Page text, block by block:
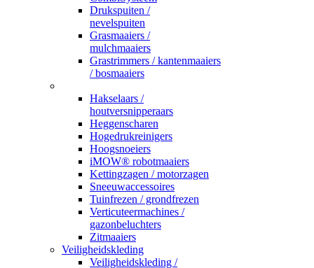
Drukspuiten /
nevelspuiten
Grasmaaiers /
mulchmaaiers
Grastrimmers / kantenmaaiers
/ bosmaaiers
Hakselaars /
houtversnipperaars
Heggenscharen
Hogedrukreinigers
Hoogsnoeiers
iMOW® robotmaaiers
Kettingzagen / motorzagen
Sneeuwaccessoires
Tuinfrezen / grondfrezen
Verticuteermachines /
gazonbeluchters
Zitmaaiers
Veiligheidskleding
Veiligheidskleding /